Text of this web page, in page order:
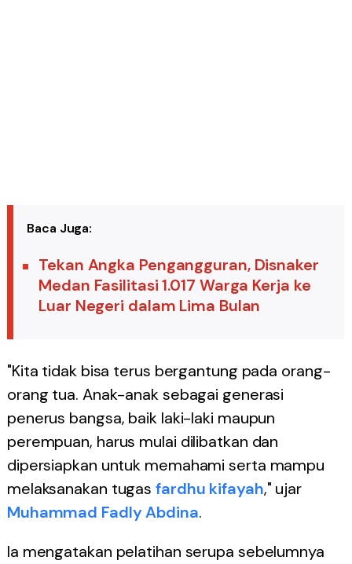
Baca Juga:
Tekan Angka Pengangguran, Disnaker
Medan Fasilitasi 1.017 Warga Kerja ke
Luar Negeri dalam Lima Bulan
"Kita tidak bisa terus bergantung pada orang-
orang tua. Anak-anak sebagai generasi
penerus bangsa, baik laki-laki maupun
perempuan, harus mulai dilibatkan dan
dipersiapkan untuk memahami serta mampu
melaksanakan tugasfardhu kifayah," ujar
Muhammad Fadly Abdina.
Ia mengatakan pelatihan serupa sebelumnya